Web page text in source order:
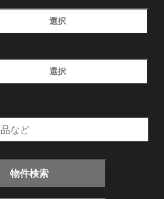
選択
選択
物件検索